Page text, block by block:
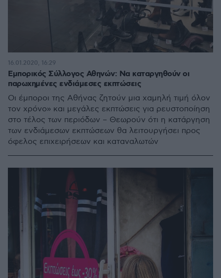
Εμπορικός Σύλλογος Αθηνών: Να καταργηθούν οι
παρωχημένες ενδιάμεσες εκπτώσεις
Οι έμποροι της Αθήνας ζητούν μια χαμηλή τιμή όλον
τον χρόνο» και μεγάλες εκπτώσεις για ρευστοποίηση
στο τέλος των περιόδων – Θεωρούν ότι η κατάργηση
των ενδιάμεσων εκπτώσεων θα λειτουργήσει προς
όφελος επιχειρήσεων και καταναλωτών
16.01.2020, 16:29